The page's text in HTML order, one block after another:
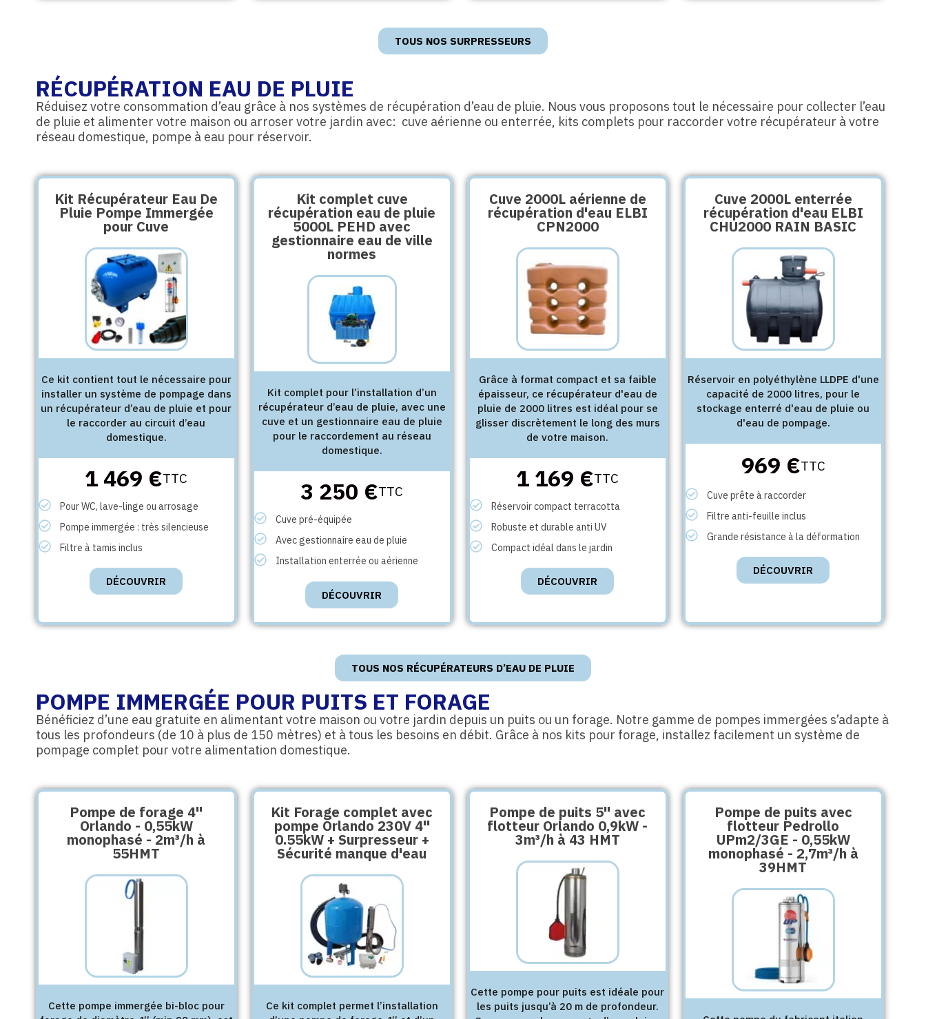
TOUS NOS SURPRESSEURS
RÉCUPÉRATION EAU DE PLUIE
Réduisez votre consommation d’eau grâce à nos systèmes de récupération d’eau de pluie. Nous vous proposons tout le nécessaire pour collecter l’eau
de pluie et alimenter votre maison ou arroser votre jardin avec: cuve aérienne ou enterrée, kits complets pour raccorder votre récupérateur à votre
réseau domestique, pompe à eau pour réservoir.
Kit Récupérateur Eau De
Pluie Pompe Immergée
pour Cuve
Ce kit contient tout le nécessaire pour
installer un système de pompage dans
un récupérateur d’eau de pluie et pour
le raccorder au circuit d’eau
domestique.
1 469 €TTC
Pour WC, lave-linge ou arrosage
Pompe immergée : très silencieuse
Filtre à tamis inclus
DÉCOUVRIR
Kit complet cuve
récupération eau de pluie
5000L PEHD avec
gestionnaire eau de ville
normes
Kit complet pour l’installation d’un
récupérateur d’eau de pluie, avec une
cuve et un gestionnaire eau de pluie
pour le raccordement au réseau
domestique.
3 250 €TTC
Cuve pré-équipée
Avec gestionnaire eau de pluie
Installation enterrée ou aérienne
DÉCOUVRIR
Cuve 2000L aérienne de
récupération d'eau ELBI
CPN2000
Grâce à format compact et sa faible
épaisseur, ce récupérateur d'eau de
pluie de 2000 litres est idéal pour se
glisser discrètement le long des murs
de votre maison.
1 169 €TTC
Réservoir compact terracotta
Robuste et durable anti UV
Compact idéal dans le jardin
DÉCOUVRIR
Cuve 2000L enterrée
récupération d'eau ELBI
CHU2000 RAIN BASIC
Réservoir en polyéthylène LLDPE d'une
capacité de 2000 litres, pour le
stockage enterré d'eau de pluie ou
d'eau de pompage.
969 €TTC
Cuve prête à raccorder
Filtre anti-feuille inclus
Grande résistance à la déformation
DÉCOUVRIR
TOUS NOS RÉCUPÉRATEURS D’EAU DE PLUIE
POMPE IMMERGÉE POUR PUITS ET FORAGE
Bénéficiez d’une eau gratuite en alimentant votre maison ou votre jardin depuis un puits ou un forage. Notre gamme de pompes immergées s’adapte à
tous les profondeurs (de 10 à plus de 150 mètres) et à tous les besoins en débit. Grâce à nos kits pour forage, installez facilement un système de
pompage complet pour votre alimentation domestique.
Pompe de forage 4''
Orlando - 0,55kW
monophasé - 2m³/h à
55HMT
Cette pompe immergée bi-bloc pour
Kit Forage complet avec
pompe Orlando 230V 4''
0.55kW + Surpresseur +
Sécurité manque d'eau
Ce kit complet permet l’installation
Pompe de puits 5'' avec
flotteur Orlando 0,9kW -
3m³/h à 43 HMT
Cette pompe pour puits est idéale pour
les puits jusqu’à 20 m de profondeur.
Pompe de puits avec
flotteur Pedrollo
UPm2/3GE - 0,55kW
monophasé - 2,7m³/h à
39HMT